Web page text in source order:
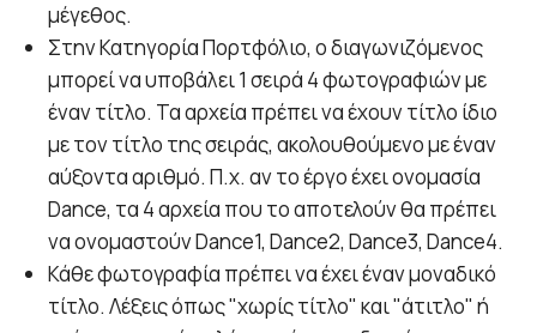
μέγεθος.
Στην Κατηγορία Πορτφόλιο, ο διαγωνιζόμενος
μπορεί να υποβάλει 1 σειρά 4 φωτογραφιών με
έναν τίτλο. Τα αρχεία πρέπει να έχουν τίτλο ίδιο
με τον τίτλο της σειράς, ακολουθούμενο με έναν
αύξοντα αριθμό. Π.χ. αν το έργο έχει ονομασία
Dance, τα 4 αρχεία που το αποτελούν θα πρέπει
να ονομαστούν Dance1, Dance2, Dance3, Dance4.
Κάθε φωτογραφία πρέπει να έχει έναν μοναδικό
τίτλο. Λέξεις όπως "χωρίς τίτλο" και "άτιτλο" ή